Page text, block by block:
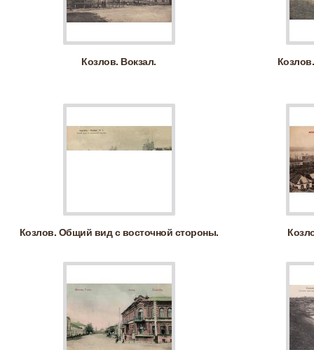
Козлов. Вокзал.
Козлов. Общий вид с восточной стороны.